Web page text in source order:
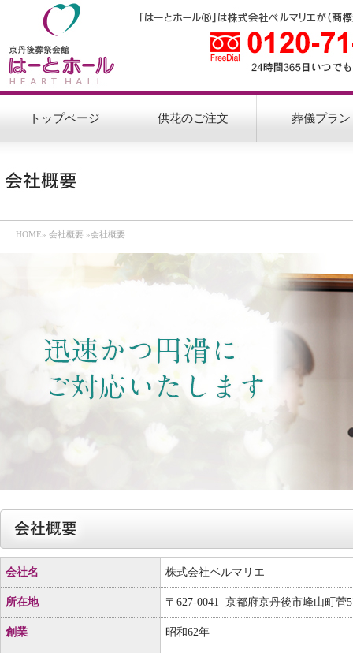
トップページ 供花のご注文 葬儀プラン
HOME» 会社概要 »会社概要
会社名 株式会社ベルマリエ
所在地 〒627-0041 京都府京丹後市峰山町菅
創業 昭和62年